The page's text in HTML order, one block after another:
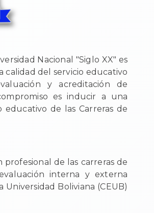
Nacional "Siglo XX" es
calidad del servicio educativo
y acreditación de
es inducir a una
de las Carreras de
de las carreras de
interna y externa
Boliviana (CEUB)